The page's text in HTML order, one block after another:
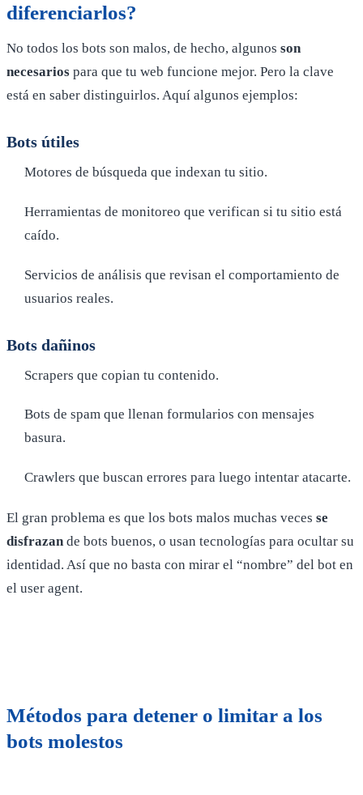
diferenciarlos?
No todos los bots son malos, de hecho, algunos son
necesarios para que tu web funcione mejor. Pero la clave
está en saber distinguirlos. Aquí algunos ejemplos:
Bots útiles
Motores de búsqueda que indexan tu sitio.
Herramientas de monitoreo que verifican si tu sitio está
caído.
Servicios de análisis que revisan el comportamiento de
usuarios reales.
Bots dañinos
Scrapers que copian tu contenido.
Bots de spam que llenan formularios con mensajes
basura.
Crawlers que buscan errores para luego intentar atacarte.
El gran problema es que los bots malos muchas veces se
disfrazande bots buenos, o usan tecnologías para ocultar su
identidad. Así que no basta con mirar el “nombre” del bot en
el user agent.
Métodos para detener o limitar a los
bots molestos